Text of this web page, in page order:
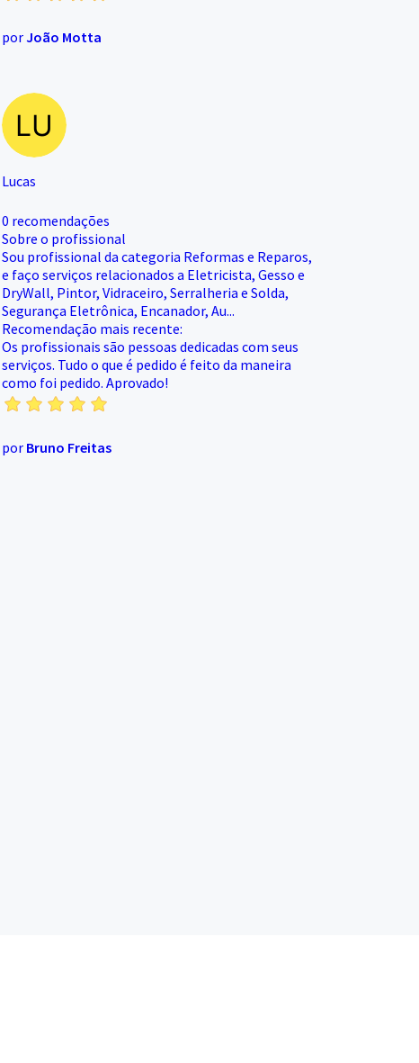
porJoão Motta
Lucas
0 recomendações
Sobre o profissional
Sou profissional da categoria Reformas e Reparos,
e faço serviços relacionados a Eletricista, Gesso e
DryWall, Pintor, Vidraceiro, Serralheria e Solda,
Segurança Eletrônica, Encanador, Au...
Recomendação mais recente:
Os profissionais são pessoas dedicadas com seus
serviços. Tudo o que é pedido é feito da maneira
como foi pedido. Aprovado!
por Bruno Freitas